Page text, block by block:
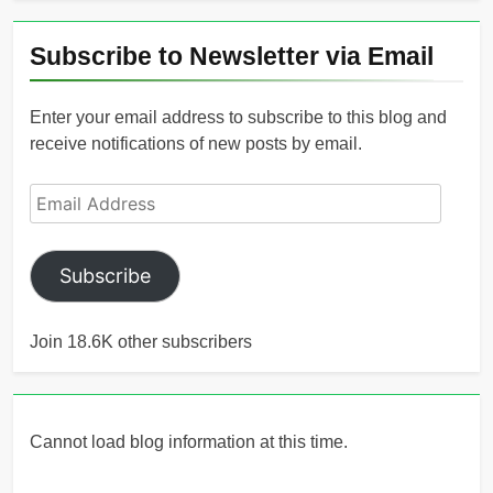
Subscribe to Newsletter via Email
Enter your email address to subscribe to this blog and
receive notifications of new posts by email.
Email
Address
Subscribe
Join 18.6K other subscribers
Cannot load blog information at this time.